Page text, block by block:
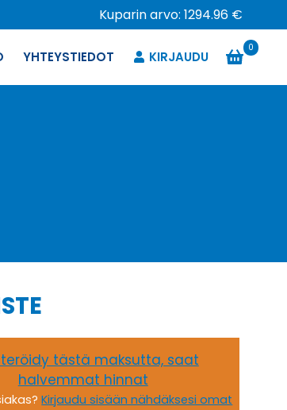
Kuparin arvo: 1294.96 €
YHTEYSTIEDOT KIRJAUDU
0
tästä maksutta, saat
halvemmat hinnat
Kirjaudu sisään nähdäksesi omat